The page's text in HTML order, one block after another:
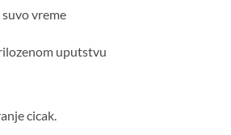
vreme
uputstvu
cicak.